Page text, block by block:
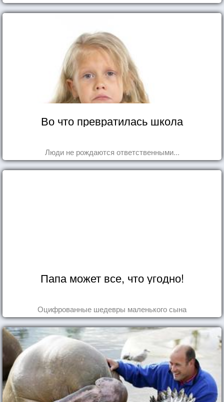
Во что превратилась школа
Люди не рождаются ответственными...
Папа может все, что угодно!
Оцифрованные шедевры маленького сына